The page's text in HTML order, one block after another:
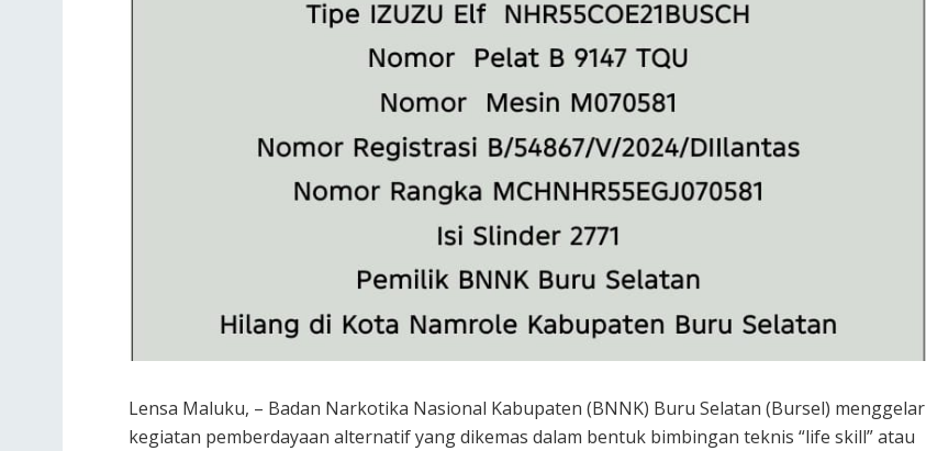
Lensa Maluku, – Badan Narkotika Nasional Kabupaten (BNNK) Buru Selatan (Bursel) menggelar
kegiatan pemberdayaan alternatif yang dikemas dalam bentuk bimbingan teknis “life skill” atau